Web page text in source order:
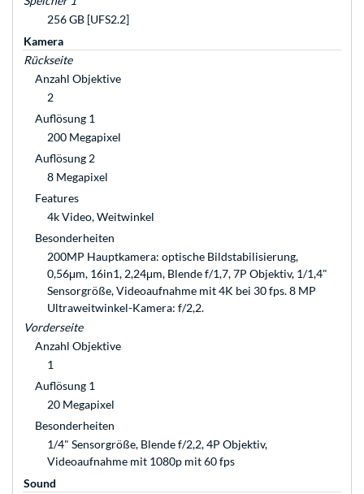
256 GB [UFS2.2]
Kamera
Rückseite
Anzahl Objektive
2
Auflösung 1
200 Megapixel
Auflösung 2
8 Megapixel
Features
4k Video, Weitwinkel
Besonderheiten
200MP Hauptkamera: optische Bildstabilisierung,
0,56μm, 16in1, 2,24μm, Blende f/1,7, 7P Objektiv, 1/1,4"
Sensorgröße, Videoaufnahme mit 4K bei 30 fps. 8 MP
Ultraweitwinkel-Kamera: f/2,2.
Vorderseite
Anzahl Objektive
1
Auflösung 1
20 Megapixel
Besonderheiten
1/4" Sensorgröße, Blende f/2,2, 4P Objektiv,
Videoaufnahme mit 1080p mit 60 fps
Sound